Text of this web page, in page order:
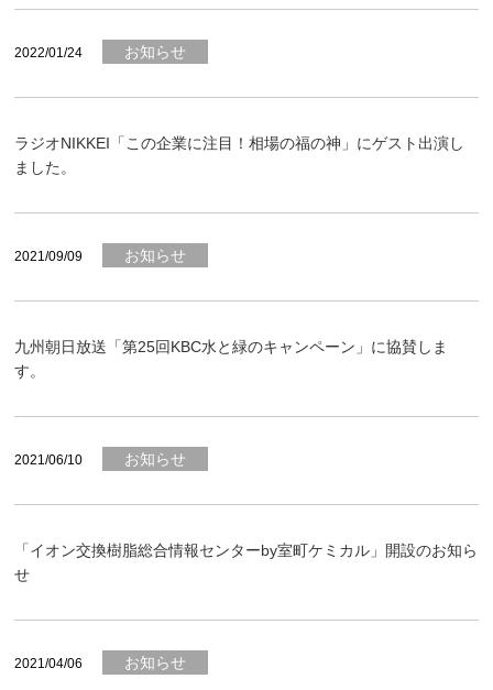
2022/01/24 お知らせ
ラジオNIKKEI「この企業に注目！相場の福の神」にゲスト出演し
ました。
2021/09/09 お知らせ
九州朝日放送「第25回KBC水と緑のキャンペーン」に協賛しま
す。
2021/06/10 お知らせ
「イオン交換樹脂総合情報センターby室町ケミカル」開設のお知ら
せ
2021/04/06 お知らせ